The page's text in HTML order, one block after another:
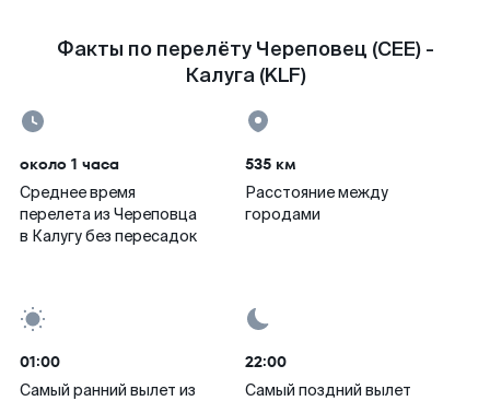
Факты по перелёту Череповец (CEE) -
Калуга (KLF)
около 1 часа
Среднее время
перелета из Череповца
в Калугу без пересадок
535 км
Расстояние между
городами
01:00
Самый ранний вылет из
22:00
Самый поздний вылет